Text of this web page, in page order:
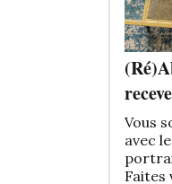
Vous
avec
Faites